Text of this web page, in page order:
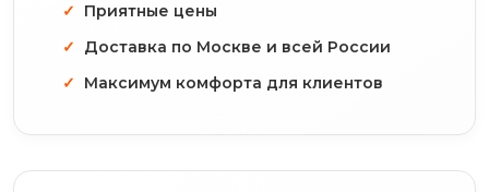
Приятные цены
Доставка по Москве и всей России
Максимум комфорта для клиентов